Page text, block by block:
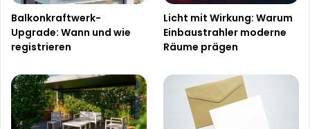
Balkonkraftwerk-
Upgrade: Wann und wie
registrieren
Licht mit Wirkung: Warum
Einbaustrahler moderne
Räume prägen